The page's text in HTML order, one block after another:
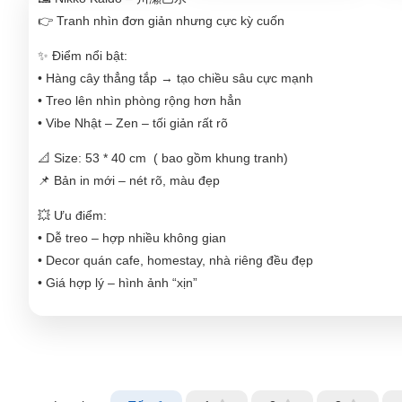
👉 Tranh nhìn đơn giản nhưng cực kỳ cuốn
✨ Điểm nổi bật:
• Hàng cây thẳng tắp → tạo chiều sâu cực mạnh
• Treo lên nhìn phòng rộng hơn hẳn
• Vibe Nhật – Zen – tối giản rất rõ
📐 Size: 53 * 40 cm ( bao gồm khung tranh)
📌 Bản in mới – nét rõ, màu đẹp
💥 Ưu điểm:
• Dễ treo – hợp nhiều không gian
• Decor quán cafe, homestay, nhà riêng đều đẹp
• Giá hợp lý – hình ảnh “xịn”